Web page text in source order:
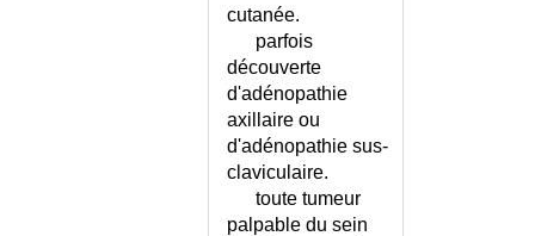
CEPHALEE CHRONIQUE
CEPHALEE DE L'ENFANT
CEPHALEE DE TENSION
CEPHALEE PRIMAIRE -
DIAGNOSTIC DIFFERENTIEL
cutanée.
parfois
découverte
d'adénopathie
axillaire ou
d'adénopathie sus-
claviculaire.
toute tumeur
palpable du sein